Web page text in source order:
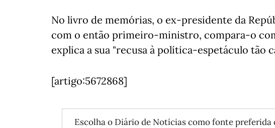
No livro de memórias, o ex-presidente da
com o então primeiro-ministro, compara-o
explica a sua "recusa à política-espetáculo tão
[artigo:5672868]
Escolha o Diário de Notícias como fonte preferida